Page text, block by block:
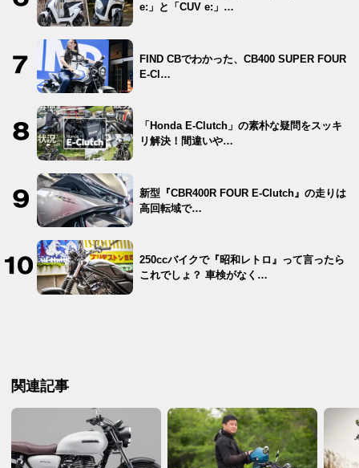
e:」と「CUV e:」…
FIND CBでわかった、CB400 SUPER FOUR
E-Cl…
「Honda E-Clutch」の素朴な疑問をスッキ
リ解決！間違いや…
新型『CBR400R FOUR E-Clutch』の走りは
高回転域で…
250ccバイクで『昭和レトロ』って言ったら
これでしょ？ 車検がなく…
関連記事